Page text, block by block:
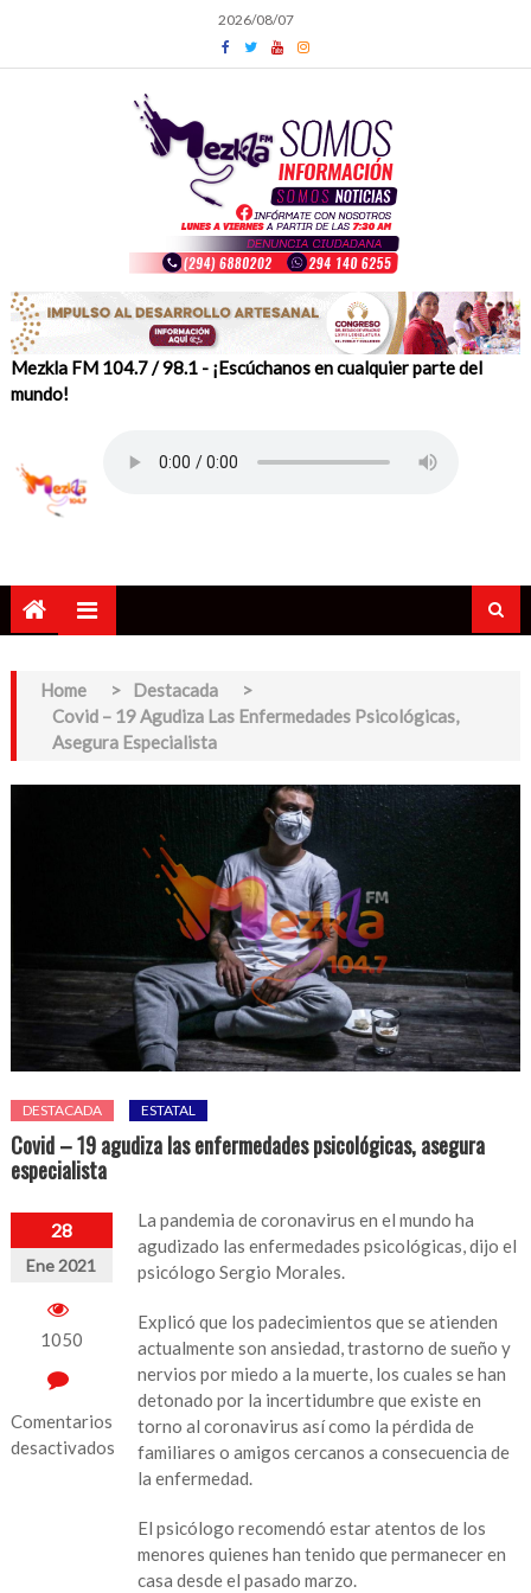
content
2026/08/07
Mezkla FM 104.7 / 98.1 - ¡Escúchanos en cualquier parte del
mundo!
Home > Destacada
>
Covid – 19 Agudiza Las Enfermedades Psicológicas,
Asegura Especialista
DESTACADA ESTATAL
Covid – 19 agudiza las enfermedades psicológicas, asegura
especialista
28
Ene 2021
1050
Comentarios
desactivados
La pandemia de coronavirus en el mundo ha
agudizado las enfermedades psicológicas, dijo el
psicólogo Sergio Morales.
Explicó que los padecimientos que se atienden
actualmente son ansiedad, trastorno de sueño y
nervios por miedo a la muerte, los cuales se han
detonado por la incertidumbre que existe en
torno al coronavirus así como la pérdida de
familiares o amigos cercanos a consecuencia de
la enfermedad.
El psicólogo recomendó estar atentos de los
menores quienes han tenido que permanecer en
casa desde el pasado marzo.